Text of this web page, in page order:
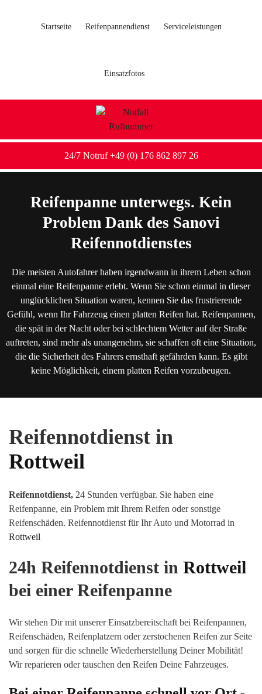
Startseite Reifenpannendienst Serviceleistungen
Einsatzfotos
24/7 Notruf +49 (0) 176 862 897 26
Reifenpanne unterwegs. Kein
Problem Dank des Sanovi
Reifennotdienstes
Die meisten Autofahrer haben irgendwann in ihrem Leben schon
einmal eine Reifenpanne erlebt. Wenn Sie schon einmal in dieser
unglücklichen Situation waren, kennen Sie das frustrierende
Gefühl, wenn Ihr Fahrzeug einen platten Reifen hat. Reifenpannen,
die spät in der Nacht oder bei schlechtem Wetter auf der Straße
auftreten, sind mehr als unangenehm, sie schaffen oft eine Situation,
die die Sicherheit des Fahrers ernsthaft gefährden kann. Es gibt
keine Möglichkeit, einem platten Reifen vorzubeugen.
Reifennotdienst in
Rottweil
Reifennotdienst, 24 Stunden verfügbar. Sie haben eine
Reifenpanne, ein Problem mit Ihrem Reifen oder sonstige
Reifenschäden. Reifennotdienst für Ihr Auto und Motorrad in
Rottweil
24h Reifennotdienst in Rottweil
bei einer Reifenpanne
Wir stehen Dir mit unserer Einsatzbereitschaft bei Reifenpannen,
Reifenschäden, Reifenplatzern oder zerstochenen Reifen zur Seite
und sorgen für die schnelle Wiederherstellung Deiner Mobilität!
Wir reparieren oder tauschen den Reifen Deine Fahrzeuges.